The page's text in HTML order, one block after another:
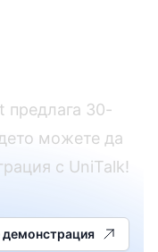
предлага 30-
можете да
с UniTalk!
демонстрация